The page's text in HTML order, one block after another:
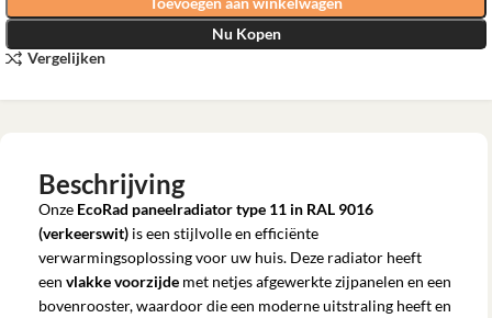
Nu Kopen
Vergelijken
Beschrijving
Onze EcoRad paneelradiator type 11 in RAL 9016
(verkeerswit) is een stijlvolle en efficiënte
verwarmingsoplossing voor uw huis. Deze radiator heeft
een vlakke voorzijde met netjes afgewerkte zijpanelen en een
bovenrooster, waardoor die een moderne uitstraling heeft en